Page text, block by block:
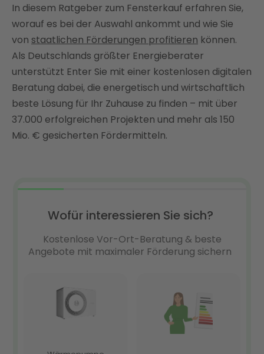
In diesem Ratgeber zum Fensterkauf erfahren Sie,
worauf es bei der Auswahl ankommt und wie Sie
von staatlichen Förderungen profitieren können.
Als Deutschlands größter Energieberater
unterstützt Enter Sie mit einer kostenlosen digitalen
Beratung dabei, die energetisch und wirtschaftlich
beste Lösung für Ihr Zuhause zu finden – mit über
37.000 erfolgreichen Projekten und mehr als 150
Mio. € gesicherten Fördermitteln.